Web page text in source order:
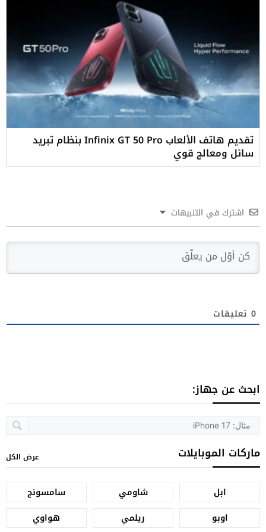
تقديم هاتف الألعاب Infinix GT 50 Pro بنظام تبريد
سائل ومعالج قوي
اشترك في التنبيهات
0 تعليقات
ابحث عن جهاز:
ماركات الموبايلات عرض الكل
ابل شاومي
سامسونج
اوبو
ريلمي
هواوي